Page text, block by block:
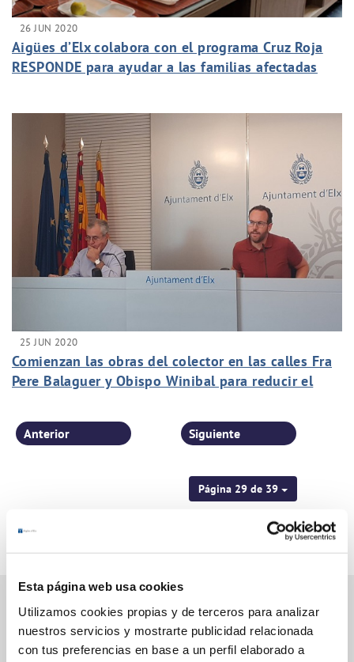
Esta página web usa cookies
Utilizamos cookies propias y de terceros para analizar
nuestros servicios y mostrarte publicidad relacionada
con tus preferencias en base a un perfil elaborado a
26 JUN 2020
Aigües d’Elx colabora con el programa Cruz Roja
RESPONDE para ayudar a las familias afectadas
25 JUN 2020
Comienzan las obras del colector en las calles Fra
Pere Balaguer y Obispo Winibal para reducir el
Página 29 de 39
Anterior Siguiente
Gestiones Online